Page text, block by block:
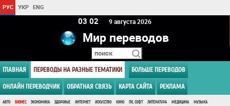
РУС УКР ENG
03:02 9 августа 2026
Мир переводов
ГЛАВНАЯ ПЕРЕВОДЫ НА РАЗНЫЕ ТЕМАТИКИ БОЛЬШЕ ПЕРЕВОДОВ
ОНЛАЙН ПЕРЕВОДЧИК ОБРАТНАЯ СВЯЗЬ КАРТА САЙТА РЕКЛАМА
АВТО БИЗНЕС ЭКОНОМИКА ЗДОРОВЬЕ ИНТЕРНЕТ ИСКУССТВО КИНО ПК, СОФТ ЛИТЕРАТУРА МЕДИЦИНА МУЗЫКА